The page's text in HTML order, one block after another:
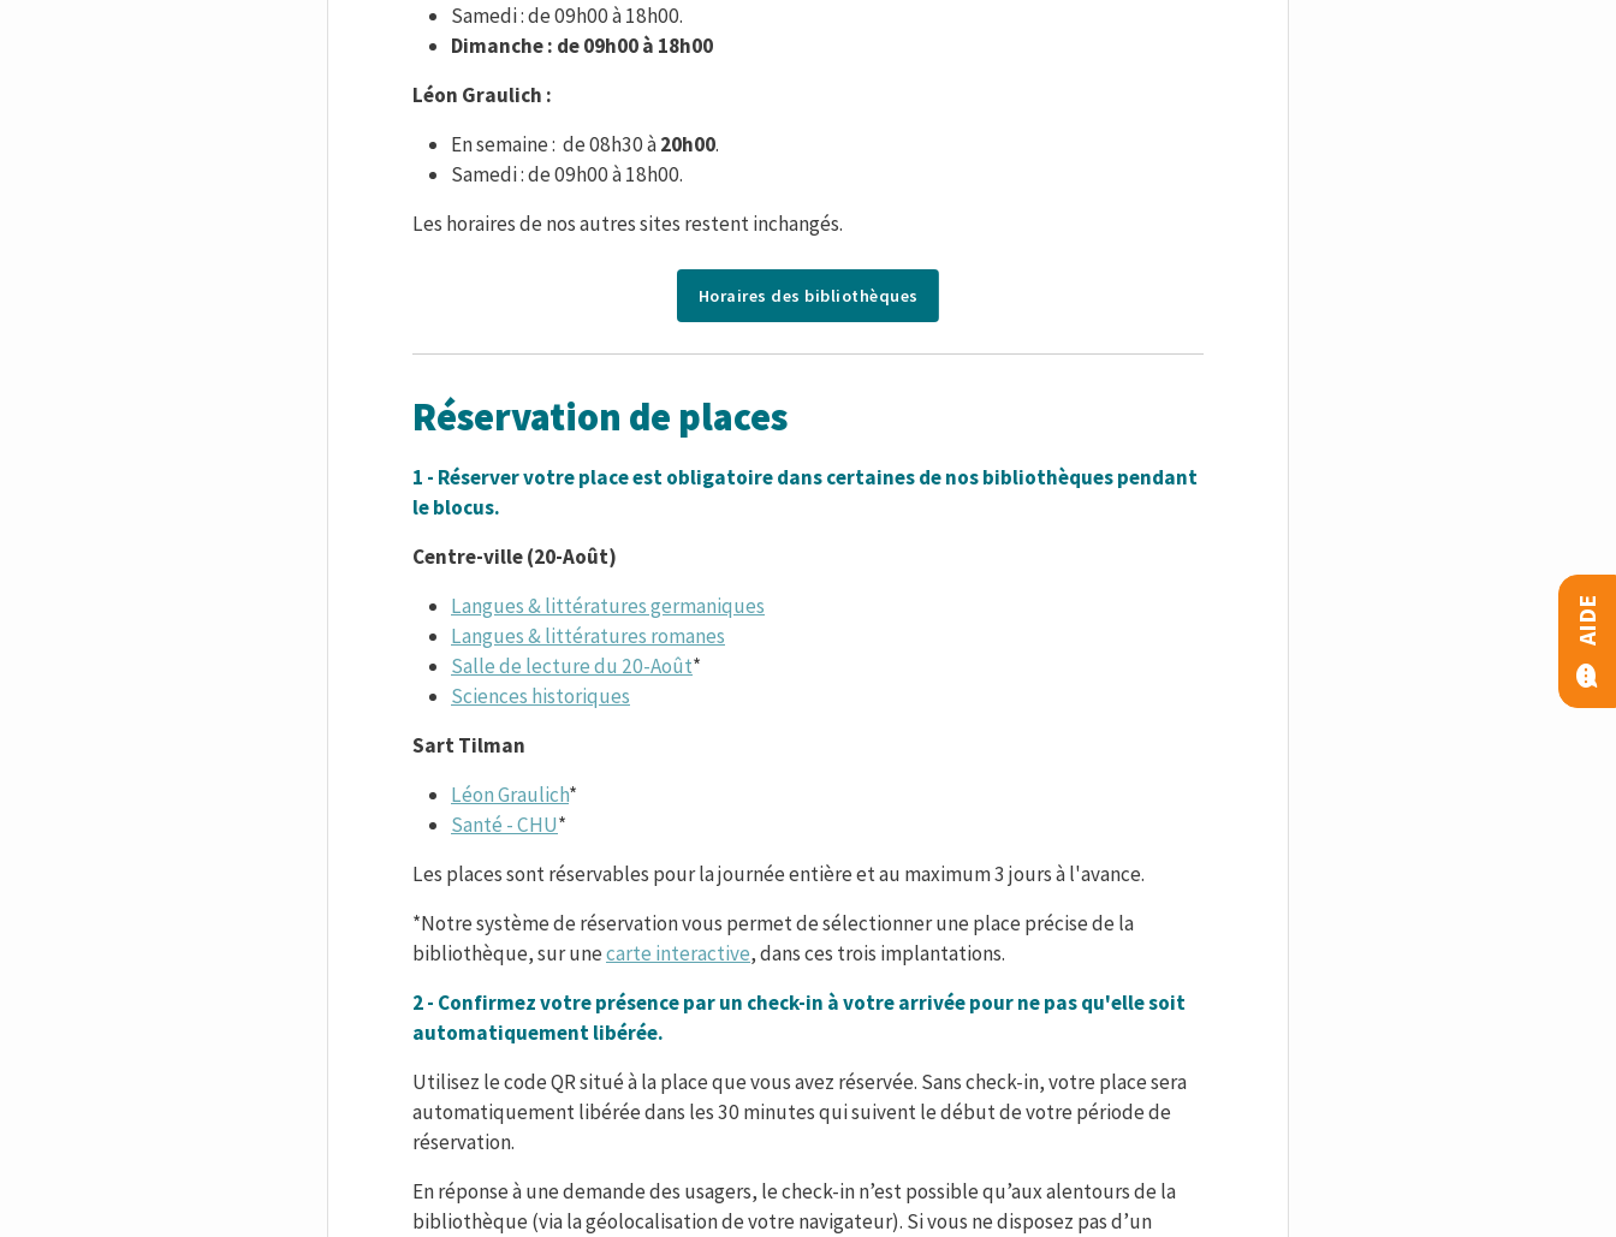
Samedi : de 09h00 à 18h00.
Dimanche : de 09h00 à 18h00
Léon Graulich :
En semaine : de 08h30 à20h00.
Samedi : de 09h00 à 18h00.
Les horaires de nos autres sites restent inchangés.
Horaires des bibliothèques
Réservation de places
1 - Réserver votre place est obligatoire dans certaines de nos bibliothèques pendant
le blocus.
Centre-ville (20-Août)
Langues & littératures germaniques
Langues & littératures romanes
Salle de lecture du 20-Août*
Sciences historiques
Sart Tilman
Léon Graulich*
Santé - CHU*
Les places sont réservables pour la journée entière et au maximum 3 jours à l'avance.
*Notre système de réservation vous permet de sélectionner une place précise de la
bibliothèque, sur unecarte interactive, dans ces trois implantations.
2 - Confirmez votre présence par un check-in à votre arrivée pour ne pas qu'elle soit
automatiquement libérée.
Utilisez le code QR situé à la place que vous avez réservée. Sans check-in, votre place sera
automatiquement libérée dans les 30 minutes qui suivent le début de votre période de
réservation.
En réponse à une demande des usagers, le check-in n’est possible qu’aux alentours de la
bibliothèque (via la géolocalisation de votre navigateur). Si vous ne disposez pas d’un
AIDE